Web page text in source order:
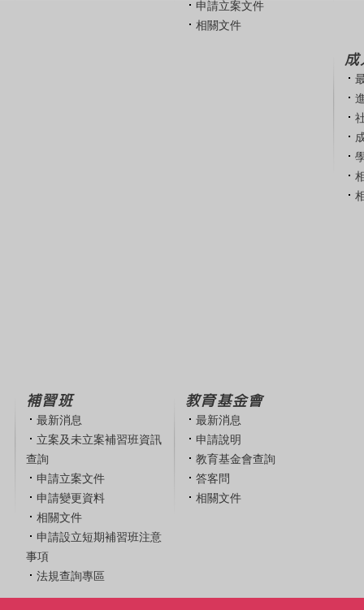
申請立案文件
相關文件
補習班
最新消息
立案及未立案補習班資訊
查詢
申請立案文件
申請變更資料
相關文件
申請設立短期補習班注意
事項
法規查詢專區
教育基金會
最新消息
申請說明
教育基金會查詢
答客問
相關文件